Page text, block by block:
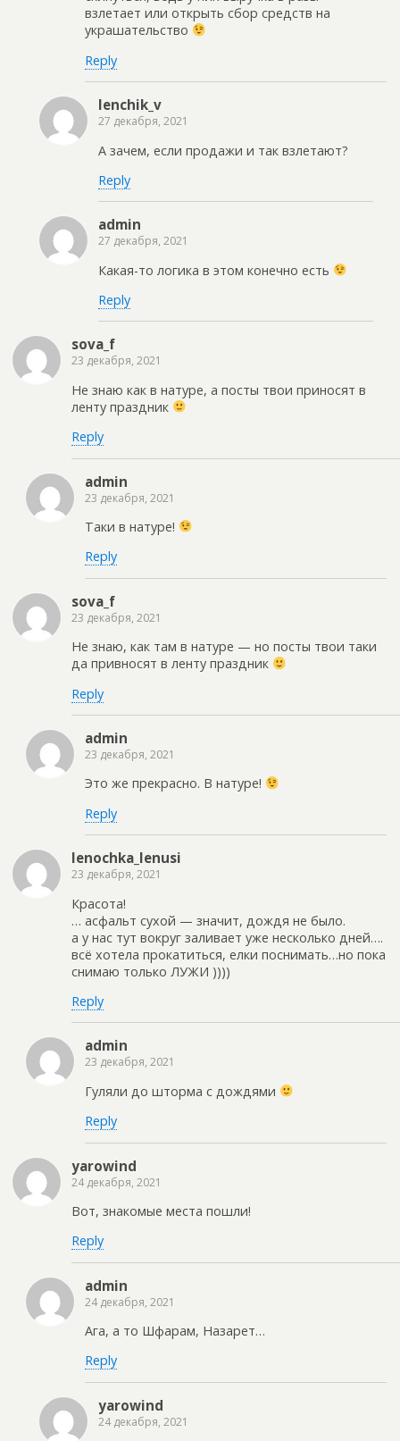
взлетает или открыть сбор средств на
украшательство
Reply
lenchik_v
27 декабря, 2021
А зачем, если продажи и так взлетают?
Reply
admin
27 декабря, 2021
Какая-то логика в этом конечно есть
Reply
sova_f
23 декабря, 2021
Не знаю как в натуре, а посты твои приносят в
ленту праздник
Reply
admin
23 декабря, 2021
Таки в натуре!
Reply
sova_f
23 декабря, 2021
Не знаю, как там в натуре — но посты твои таки
да привносят в ленту праздник
Reply
admin
23 декабря, 2021
Это же прекрасно. В натуре!
Reply
lenochka_lenusi
23 декабря, 2021
Красота!
… асфальт сухой — значит, дождя не было.
а у нас тут вокруг заливает уже несколько дней….
всё хотела прокатиться, елки поснимать…но пока
снимаю только ЛУЖИ ))))
Reply
admin
23 декабря, 2021
Гуляли до шторма с дождями
Reply
yarowind
24 декабря, 2021
Вот, знакомые места пошли!
Reply
admin
24 декабря, 2021
Ага, а то Шфарам, Назарет…
Reply
yarowind
24 декабря, 2021